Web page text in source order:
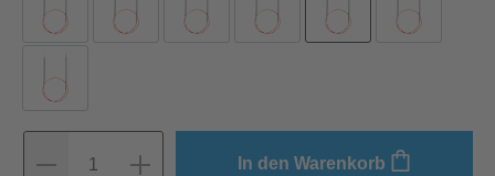
1 In den Warenkorb